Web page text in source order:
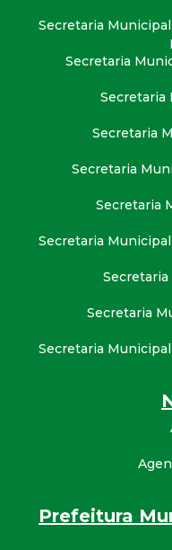
Secretaria
Secretaria
Secretaria
Secretaria
Secretaria
Secretaria
Secretaria
Secretaria
Secretaria
Prefeitura